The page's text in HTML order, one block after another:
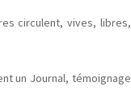
circulent, vives, libres,
un Journal, témoignage